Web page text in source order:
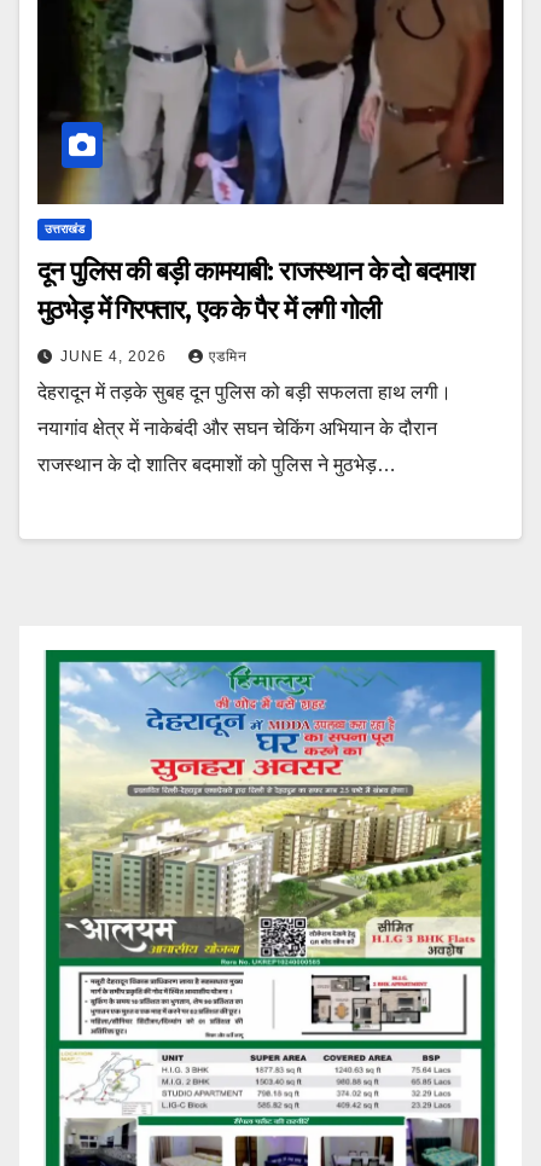
उत्तराखंड
दून पुलिस की बड़ी कामयाबी: राजस्थान के दो बदमाश
मुठभेड़ में गिरफ्तार, एक के पैर में लगी गोली
JUNE 4, 2026 एडमिन
देहरादून में तड़के सुबह दून पुलिस को बड़ी सफलता हाथ लगी।
नयागांव क्षेत्र में नाकेबंदी और सघन चेकिंग अभियान के दौरान
राजस्थान के दो शातिर बदमाशों को पुलिस ने मुठभेड़…